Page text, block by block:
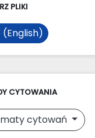
PLIKI
(English)
CYTOWANIA
cytowań